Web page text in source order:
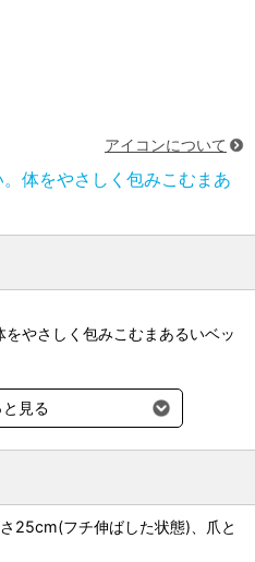
アイコンについて
体をやさしく包みこむまあ
やさしく包みこむまあるいベッ
なカタチ
、手前だけ折り込んであごのせ
とぎあり
ッタリサイズの段ボール爪とぎ
と見る
25cm(フチ伸ばした状態)、爪と